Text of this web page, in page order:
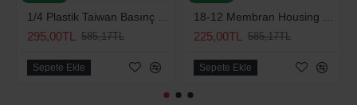
295,00TL 585,17TL
Sepete Ekle
225,00TL 585,17TL
Sepete Ekle